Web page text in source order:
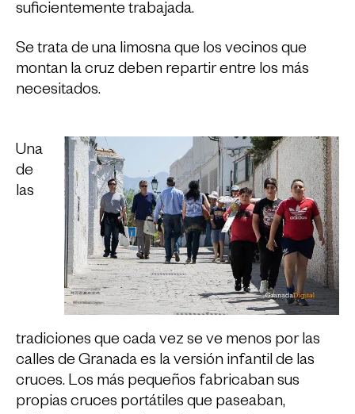
suficientemente trabajada.
Se trata de una limosna que los vecinos que
montan la cruz deben repartir entre los más
necesitados.
Una
de
las
tradiciones que cada vez se ve menos por las
calles de Granada es la versión infantil de las
cruces. Los más pequeños fabricaban sus
propias cruces portátiles que paseaban,